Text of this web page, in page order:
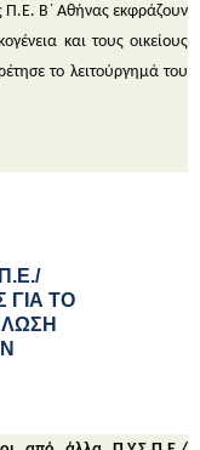
Π.Ε. Β΄ Αθήνας εκφράζουν
και τους οικείους
το λειτούργημά του
ΓΙΑ ΤΟ